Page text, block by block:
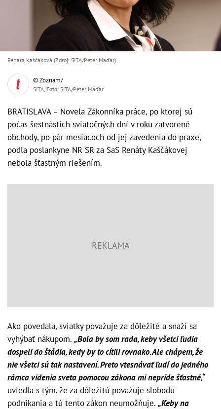
Renáta Kaščáková (Zdroj: SITA/Peter Maďar)
© Zoznam/
SITA, Foto: SITA/Peter Maďar
BRATISLAVA – Novela Zákonníka práce, po ktorej sú
počas šestnástich sviatočných dní v roku zatvorené
obchody, po pár mesiacoch od jej zavedenia do praxe,
podľa poslankyne NR SR za SaS Renáty Kaščákovej
nebola šťastným riešením.
Ako povedala, sviatky považuje za dôležité a snaží sa
vyhýbať nákupom. „Bola by som rada, keby všetci ľudia
dospeli do štádia, kedy by to cítili rovnako. Ale chápem, že
nie všetci sú tak nastavení. Preto vtesnávať ľudí do jedného
rámca videnia sveta pomocou zákona mi nepríde šťastné,“
uviedla s tým, že za dôležitú považuje slobodu
podnikania a tú tento zákon neumožňuje. „Keby na